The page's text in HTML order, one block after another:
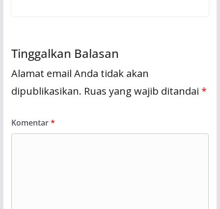
Tinggalkan Balasan
Alamat email Anda tidak akan
dipublikasikan. Ruas yang wajib ditandai *
Komentar*